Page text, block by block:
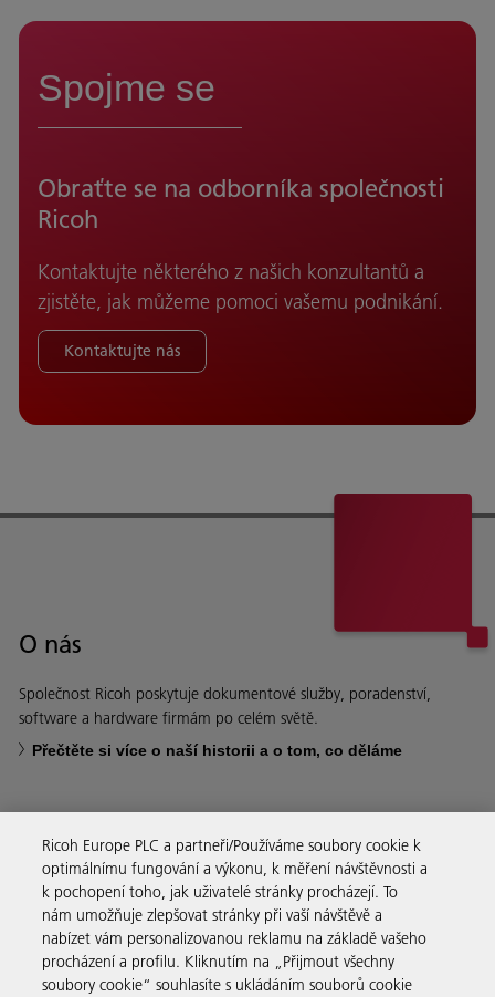
Spojme se
Obraťte se na odborníka společnosti
Ricoh
Kontaktujte některého z našich konzultantů a
zjistěte, jak můžeme pomoci vašemu podnikání.
Kontaktujte nás
O nás
Společnost Ricoh poskytuje dokumentové služby, poradenství,
software a hardware firmám po celém světě.
Přečtěte si více o naší historii a o tom, co děláme
Firemní řešení
Produkty a služby
Ricoh Europe PLC a partneři/Používáme soubory cookie k
optimálnímu fungování a výkonu, k měření návštěvnosti a
k pochopení toho, jak uživatelé stránky procházejí. To
nám umožňuje zlepšovat stránky při vaší návštěvě a
nabízet vám personalizovanou reklamu na základě vašeho
procházení a profilu. Kliknutím na „Přijmout všechny
soubory cookie“ souhlasíte s ukládáním souborů cookie